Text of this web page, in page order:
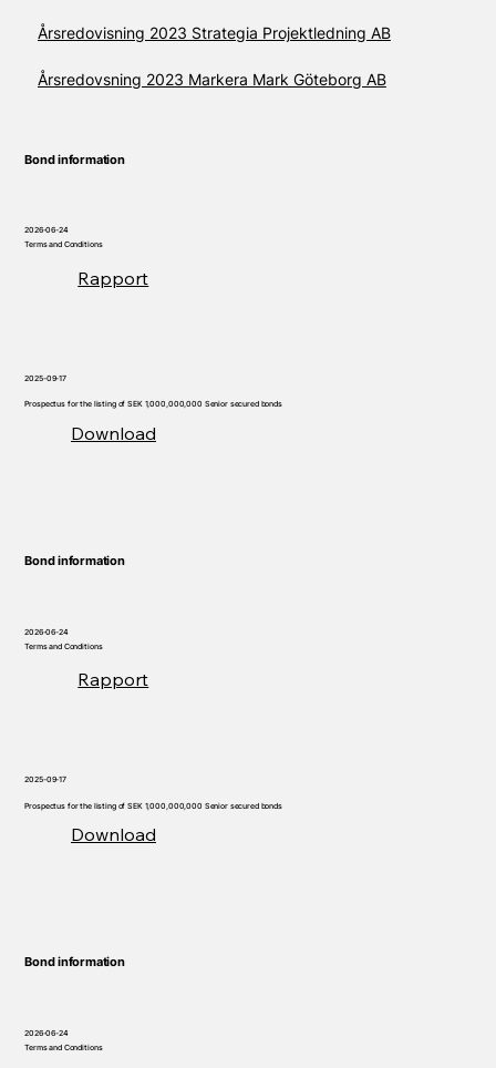
Årsredovisning 2023 Strategia Projektledning AB
Årsredovsning 2023 Markera Mark Göteborg AB
Bond information
2026-06-24
Terms and Conditions
Rapport
2025-09-17
Prospectus for the listing of SEK 1,000,000,000 Senior secured bonds
Download
Bond information
2026-06-24
Terms and Conditions
Rapport
2025-09-17
Prospectus for the listing of SEK 1,000,000,000 Senior secured bonds
Download
Bond information
2026-06-24
Terms and Conditions